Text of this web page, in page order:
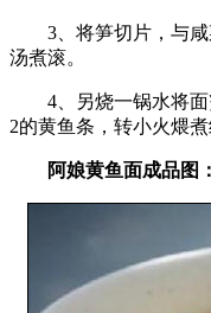
3、将笋切片，与咸
汤煮滚。
4、另烧一锅水将面
2的黄鱼条，转小火煨
阿娘黄鱼面成品图：